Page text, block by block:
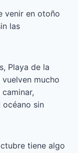
venir en otoño
las
Playa de la
mucho
océano sin
tiene algo